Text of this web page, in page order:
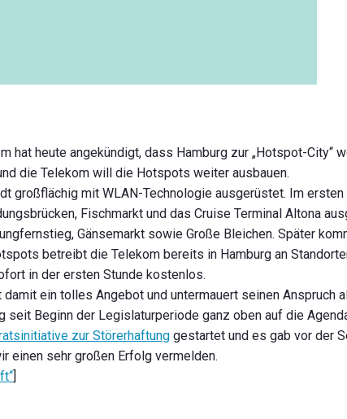
hat heute angekündigt, dass Hamburg zur „Hotspot-City“
die Telekom will die Hotspots weiter ausbauen.
großflächig mit WLAN-Technologie ausgerüstet. Im
Fischmarkt und das Cruise Terminal Altona
Gänsemarkt sowie Große Bleichen. Später
betreibt die Telekom bereits in Hamburg an
in der ersten Stunde kostenlos.
ein tolles Angebot und untermauert seinen Anspruch
seit Beginn der Legislaturperiode ganz oben auf die
zur Störerhaftung gestartet und es gab vor der
einen sehr großen Erfolg vermelden.